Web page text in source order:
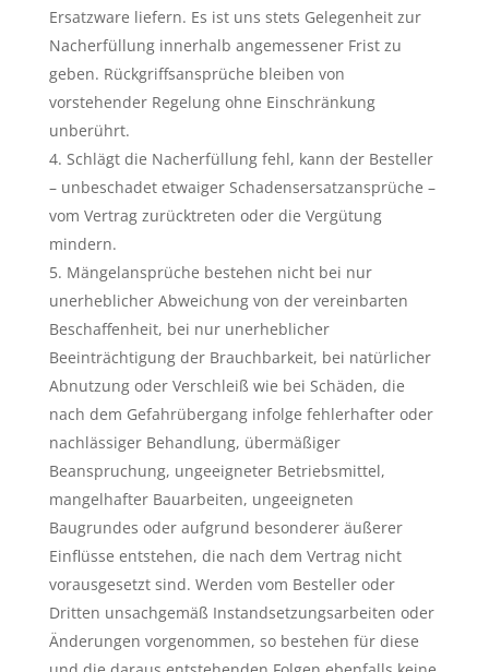
Ersatzware liefern. Es ist uns stets Gelegenheit zur
Nacherfüllung innerhalb angemessener Frist zu
geben. Rückgriffsansprüche bleiben von
vorstehender Regelung ohne Einschränkung
unberührt.
Schlägt die Nacherfüllung fehl, kann der Besteller
– unbeschadet etwaiger Schadensersatzansprüche –
vom Vertrag zurücktreten oder die Vergütung
mindern.
Mängelansprüche bestehen nicht bei nur
unerheblicher Abweichung von der vereinbarten
Beschaffenheit, bei nur unerheblicher
Beeinträchtigung der Brauchbarkeit, bei natürlicher
Abnutzung oder Verschleiß wie bei Schäden, die
nach dem Gefahrübergang infolge fehlerhafter oder
nachlässiger Behandlung, übermäßiger
Beanspruchung, ungeeigneter Betriebsmittel,
mangelhafter Bauarbeiten, ungeeigneten
Baugrundes oder aufgrund besonderer äußerer
Einflüsse entstehen, die nach dem Vertrag nicht
vorausgesetzt sind. Werden vom Besteller oder
Dritten unsachgemäß Instandsetzungsarbeiten oder
Änderungen vorgenommen, so bestehen für diese